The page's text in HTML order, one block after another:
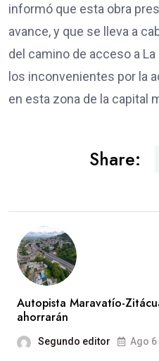
informó que esta obra
avance, y que se lleva a
del camino de acceso a
los inconvenientes por la
en esta zona de la capital
Share:
Autopista Maravatío-
ahorrarán
Segundo editor Ago 6